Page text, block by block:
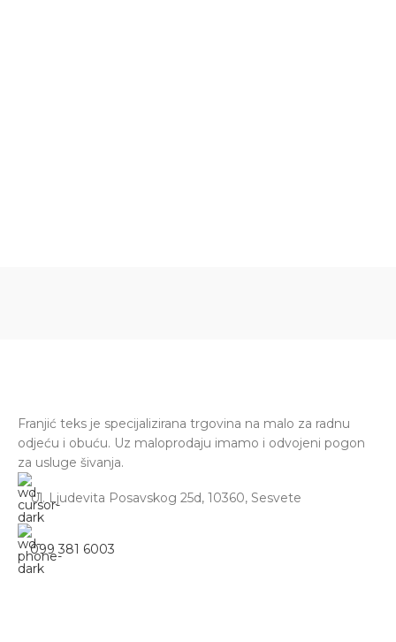
Franjić teks je specijalizirana trgovina na malo za radnu
odjeću i obuću. Uz maloprodaju imamo i odvojeni pogon
za usluge šivanja.
Ul. Ljudevita Posavskog 25d, 10360, Sesvete
099 381 6003